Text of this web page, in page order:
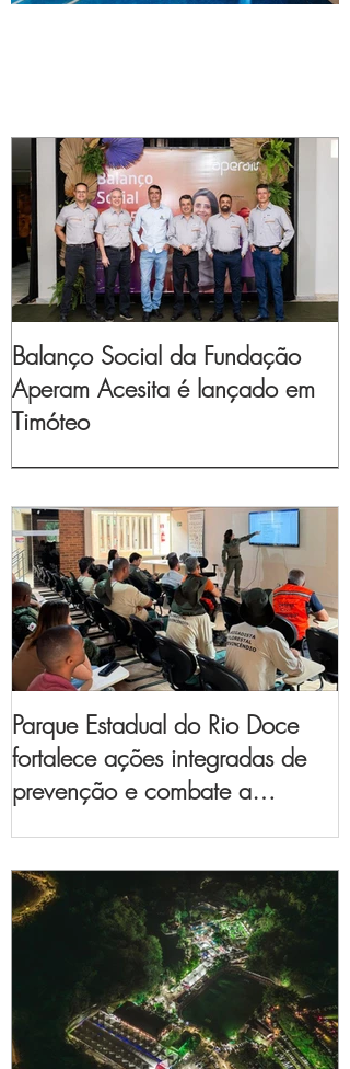
Balanço Social da Fundação
Aperam Acesita é lançado em
Timóteo
Parque Estadual do Rio Doce
fortalece ações integradas de
prevenção e combate a